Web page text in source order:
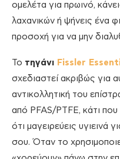
ομελέτα για πρωινό,
λαχανικών ή ψήνεις ένα
προσοχή για να μην
Το τηγάνι Fissler
σχεδιαστεί ακριβώς για
αντικολλητική του
από PFAS/PTFE, κάτι
ότι μαγειρεύεις υγιεινά
σου. Όταν το